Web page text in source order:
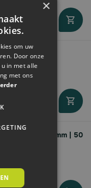
| aluminium
| NW10 | 13.5mm | 50
×
om uw
Door onze
in met alle
met ons